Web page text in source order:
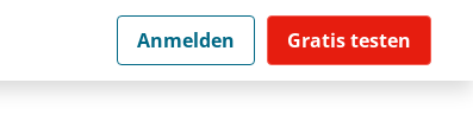
Anmelden Gratis testen